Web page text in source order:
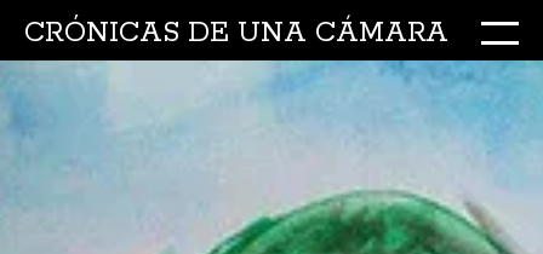
CRÓNICAS DE UNA CÁMARA
Ir
al